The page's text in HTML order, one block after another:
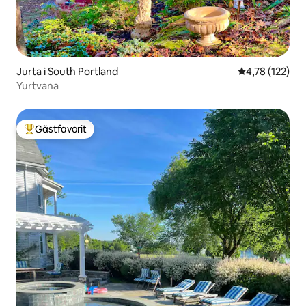
Jurta i South Portland 4,78 av 5 i
4,78 (122)
Yurtvana
Populär gästfavorit
Gästfavorit